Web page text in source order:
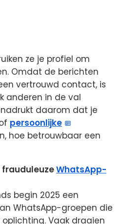
ze je profiel om
Omdat de berichten
vertrouwd contact, is
anderen in de val
daarom dat je
persoonlijke
hoe betrouwbaar een
WhatsApp-
begin 2025 een
WhatsApp-groepen die
Vaak draaien